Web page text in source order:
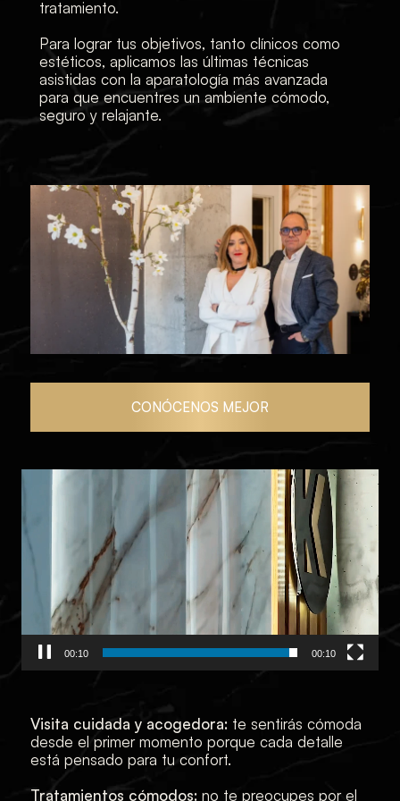
tratamiento.
Para lograr tus objetivos, tanto clínicos como
estéticos, aplicamos las últimas técnicas
asistidas con la aparatología más avanzada
para que encuentres un ambiente cómodo,
seguro y relajante.
CONÓCENOS MEJOR
Reproductor
vídeo
00:01 00:10
Visita cuidada y acogedora: te sentirás cómoda
desde el primer momento porque cada detalle
está pensado para tu confort.
Tratamientos cómodos: no te preocupes por el